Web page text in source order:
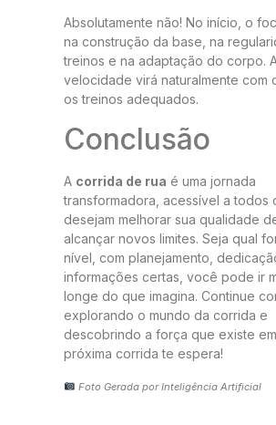
Absolutamente não! No início, o
na construção da base, na
treinos e na adaptação do corpo.
velocidade virá naturalmente com
os treinos adequados.
Conclusão
A corrida de rua é uma jornada
transformadora, acessível a todos
desejam melhorar sua qualidade
alcançar novos limites. Seja qual
nível, com planejamento,
informações certas, você pode ir
longe do que imagina. Continue
explorando o mundo da corrida e
descobrindo a força que existe
próxima corrida te espera!
Foto Gerada por Inteligência Artificial